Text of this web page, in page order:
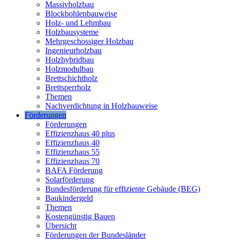
Massivholzbau
Blockbohlenbauweise
Holz- und Lehmbau
Holzbausysteme
Mehrgeschossiger Holzbau
Ingenieurholzbau
Holzhybridbau
Holzmodulbau
Brettschichtholz
Brettsperrholz
Themen
Nachverdichtung in Holzbauweise
Förderungen
Förderungen
Effizienzhaus 40 plus
Effizienzhaus 40
Effizienzhaus 55
Effizienzhaus 70
BAFA Förderung
Solarförderung
Bundesförderung für effiziente Gebäude (BEG)
Baukindergeld
Themen
Kostengünstig Bauen
Übersicht
Förderungen der Bundesländer